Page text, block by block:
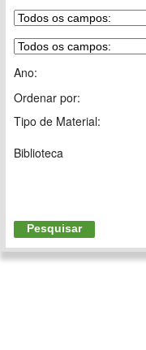
Ano:
Ordenar por:
Tipo de Material:
Biblioteca
Pesquisar